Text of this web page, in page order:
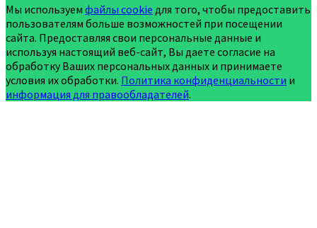
Мы используем файлы cookie для того, чтобы предоставить
пользователям больше возможностей при посещении
сайта. Предоставляя свои персональные данные и
используя настоящий веб-сайт, Вы даете согласие на
обработку Ваших персональных данных и принимаете
условия их обработки. Политика конфиденциальности и
информация для правообладателей.